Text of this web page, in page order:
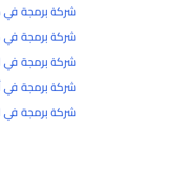
شركة برمجة
شركة برمجة في
شركة برمجة في
شركة برمجة في
شركة برمجة في